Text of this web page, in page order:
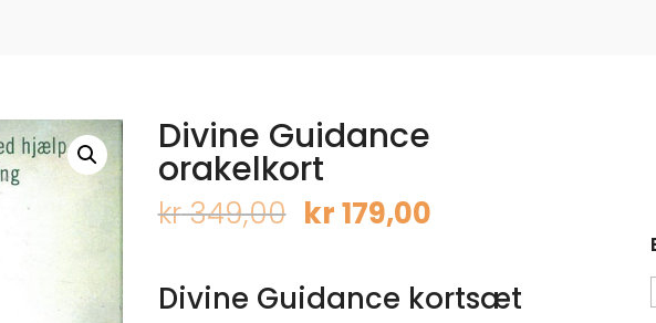
Divine Guidance
orakelkort
kr349,00 Opprinnelig
pris
kr 349,00.
kr179,00Nåværende
kr 179,00.
Divine Guidance kortsæt